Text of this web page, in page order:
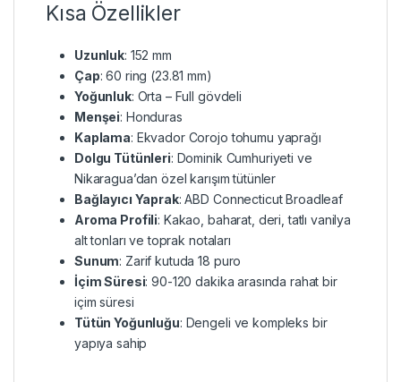
Kısa Özellikler
Uzunluk: 152 mm
Çap: 60 ring (23.81 mm)
Yoğunluk: Orta – Full gövdeli
Menşei: Honduras
Kaplama: Ekvador Corojo tohumu yaprağı
Dolgu Tütünleri: Dominik Cumhuriyeti ve
Nikaragua’dan özel karışım tütünler
Bağlayıcı Yaprak: ABD Connecticut Broadleaf
Aroma Profili: Kakao, baharat, deri, tatlı vanilya
alt tonları ve toprak notaları
Sunum: Zarif kutuda 18 puro
İçim Süresi: 90-120 dakika arasında rahat bir
içim süresi
Tütün Yoğunluğu: Dengeli ve kompleks bir
yapıya sahip